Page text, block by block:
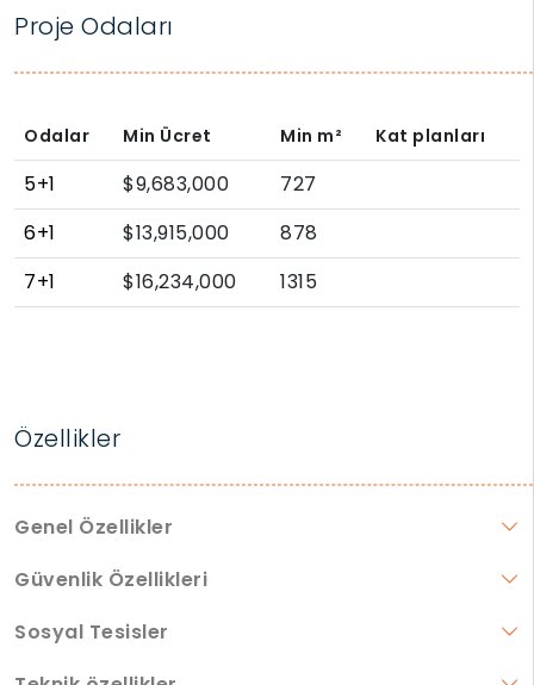
Proje Odaları
Odalar Min Ücret Min m² Kat planları
5+1 $9,683,000
727
6+1
$13,915,000
878
7+1
$16,234,000 1315
Özellikler
Genel Özellikler
Güvenlik Özellikleri
Sosyal Tesisler